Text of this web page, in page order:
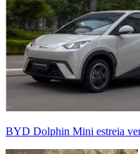
BYD Dolphin Mini estreia